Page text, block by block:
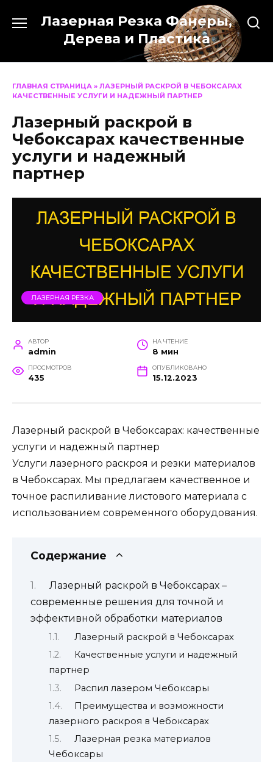
содержанию
Лазерная Резка Фанеры,
Дерева и Пластика
ГЛАВНАЯ СТРАНИЦА » ЛАЗЕРНЫЙ РАСКРОЙ В ЧЕБОКСАРАХ
КАЧЕСТВЕННЫЕ УСЛУГИ И НАДЕЖНЫЙ ПАРТНЕР
Лазерный раскрой в
Чебоксарах качественные
услуги и надежный
партнер
ЛАЗЕРНАЯ РЕЗКА
АВТОР
admin
НА ЧТЕНИЕ
8 мин
ПРОСМОТРОВ
435
ОПУБЛИКОВАНО
15.12.2023
Лазерный раскрой в Чебоксарах: качественные
услуги и надежный партнер
Услуги лазерного раскроя и резки материалов
в Чебоксарах. Мы предлагаем качественное и
точное распиливание листового материала с
использованием современного оборудования.
Содержание
Лазерный раскрой в Чебоксарах –
современные решения для точной и
эффективной обработки материалов
Лазерный раскрой в Чебоксарах
Качественные услуги и надежный
партнер
Распил лазером Чебоксары
Преимущества и возможности
лазерного раскроя в Чебоксарах
Лазерная резка материалов
Чебоксары